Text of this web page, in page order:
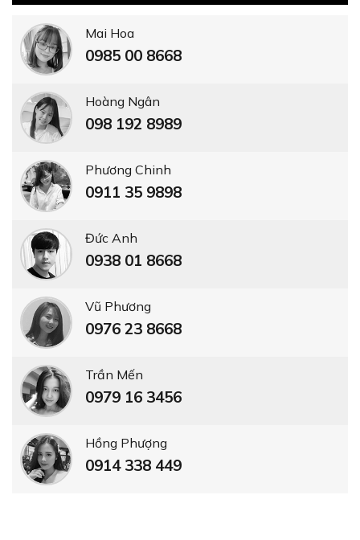
Mai Hoa
0985 00 8668
Hoàng Ngân
098 192 8989
Phương Chinh
0911 35 9898
Đức Anh
0938 01 8668
Vũ Phương
0976 23 8668
Trần Mến
0979 16 3456
Hồng Phượng
0914 338 449